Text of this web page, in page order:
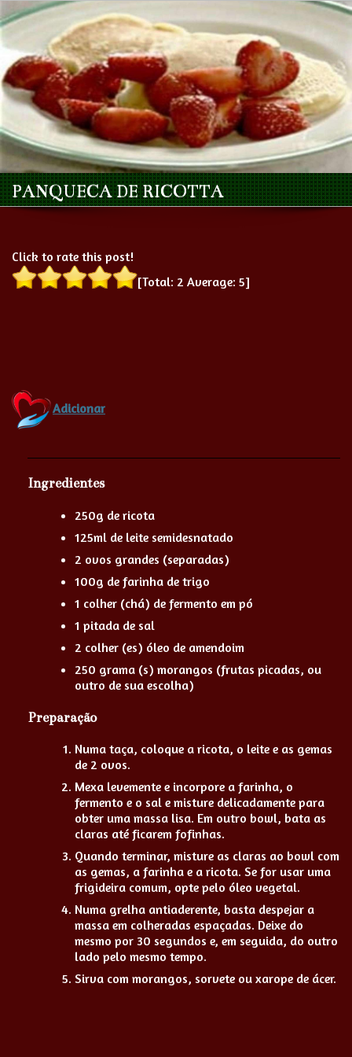
PANQUECA DE RICOTTA
Click to rate this post!
[Total: 2 Average: 5]
Adicionar
Ingredientes
250g de ricota
125ml de leite semidesnatado
2 ovos grandes (separadas)
100g de farinha de trigo
1 colher (chá) de fermento em pó
1 pitada de sal
2 colher (es) óleo de amendoim
250 grama (s) morangos (frutas picadas, ou
outro de sua escolha)
Preparação
Numa taça, coloque a ricota, o leite e as gemas
de 2 ovos.
Mexa levemente e incorpore a farinha, o
fermento e o sal e misture delicadamente para
obter uma massa lisa. Em outro bowl, bata as
claras até ficarem fofinhas.
Quando terminar, misture as claras ao bowl com
as gemas, a farinha e a ricota. Se for usar uma
frigideira comum, opte pelo óleo vegetal.
Numa grelha antiaderente, basta despejar a
massa em colheradas espaçadas. Deixe do
mesmo por 30 segundos e, em seguida, do outro
lado pelo mesmo tempo.
Sirva com morangos, sorvete ou xarope de ácer.